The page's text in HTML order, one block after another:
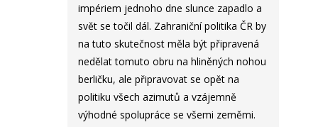
impériem jednoho dne slunce zapadlo a
svět se točil dál. Zahraniční politika ČR by
na tuto skutečnost měla být připravená
nedělat tomuto obru na hliněných nohou
berličku, ale připravovat se opět na
politiku všech azimutů a vzájemně
výhodné spolupráce se všemi zeměmi.